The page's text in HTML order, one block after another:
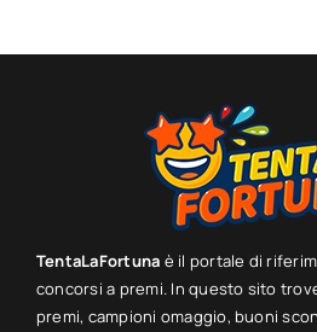
TentaLaFortuna è il portale di
concorsi a premi. In questo sito
premi, campioni omaggio, buoni